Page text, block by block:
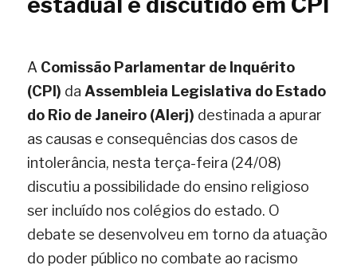
A Comissão Parlamentar de Inquérito
(CPI) da Assembleia Legislativa do Estado
do Rio de Janeiro (Alerj) destinada a apurar
as causas e consequências dos casos de
intolerância, nesta terça-feira (24/08)
discutiu a possibilidade do ensino religioso
ser incluído nos colégios do estado. O
debate se desenvolveu em torno da atuação
do poder público no combate ao racismo